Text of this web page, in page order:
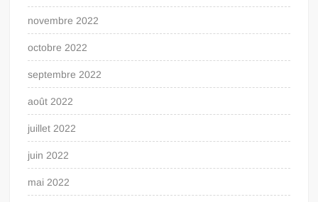
novembre 2022
octobre 2022
septembre 2022
août 2022
juillet 2022
juin 2022
mai 2022